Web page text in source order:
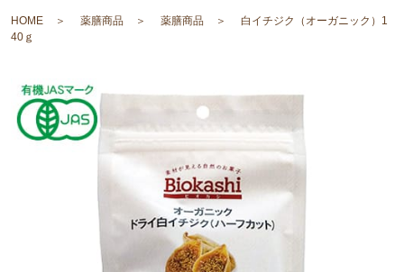
HOME 薬膳商品 薬膳商品
白イチジク（オーガニック）1
40ｇ